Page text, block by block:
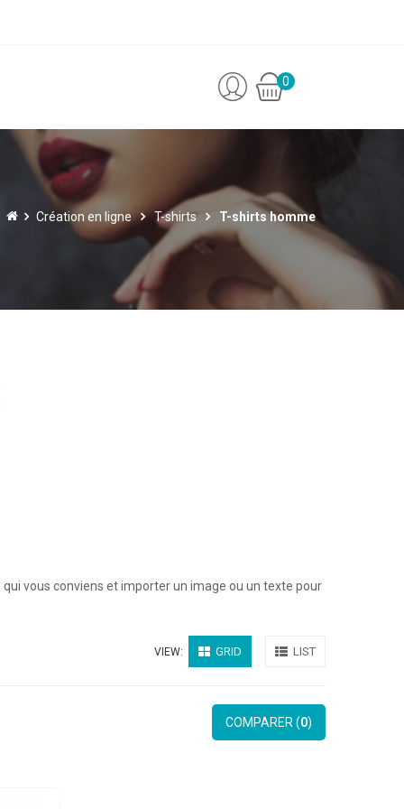
0
Création en ligne T-shirts T-shirts homme
vous conviens et importer un image ou un texte pour
VIEW: GRID LIST
COMPARER (0)